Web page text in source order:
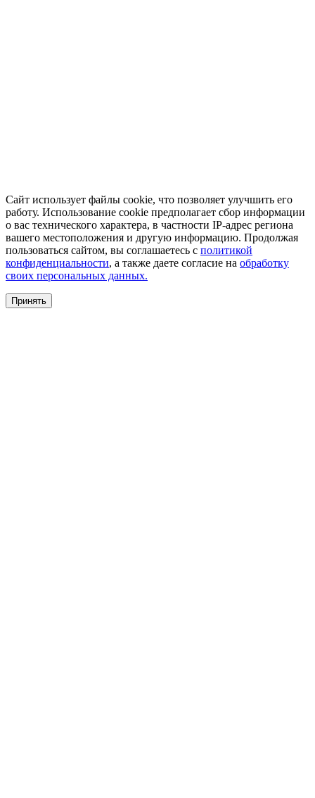
Сайт использует файлы cookie, что позволяет улучшить его
работу. Использование cookie предполагает сбор информации
о вас технического характера, в частности IP-адрес региона
вашего местоположения и другую информацию. Продолжая
пользоваться сайтом, вы соглашаетесь с политикой
конфиденциальности, а также даете согласие на обработку
своих персональных данных.
Принять